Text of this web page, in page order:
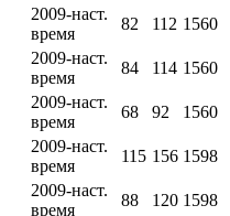
2009-наст.
время
82 112 1560
2009-наст.
время
84 114 1560
2009-наст.
время
68 92
1560
2009-наст.
время
115 156 1598
2009-наст.
время
88 120 1598